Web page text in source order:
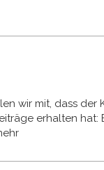
wir mit, dass der
erhalten